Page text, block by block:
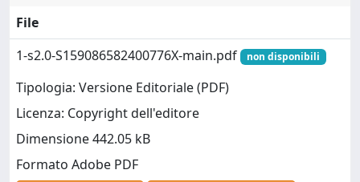
File
1-s2.0-S159086582400776X-main.pdf
non disponibili
Tipologia: Versione Editoriale (PDF)
Licenza: Copyright dell'editore
Dimensione 442.05 kB
Formato Adobe PDF